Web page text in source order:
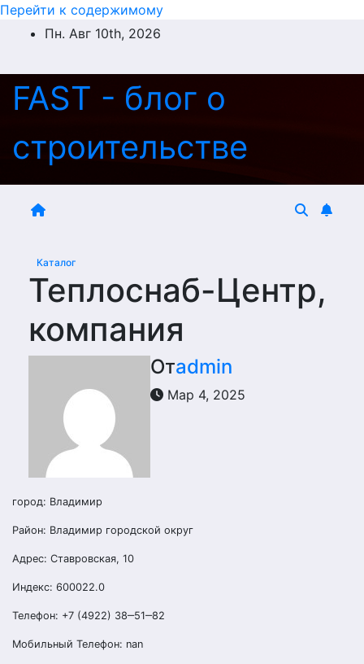
Перейти к содержимому
Пн. Авг 10th, 2026
FAST - блог о
строительстве
Каталог
Теплоснаб-Центр,
компания
Отadmin
Мар 4, 2025
город: Владимир
Район: Владимир городской округ
Адрес: Ставровская, 10
Индекс: 600022.0
Телефон: +7 (4922) 38‒51‒82
Мобильный Телефон: nan